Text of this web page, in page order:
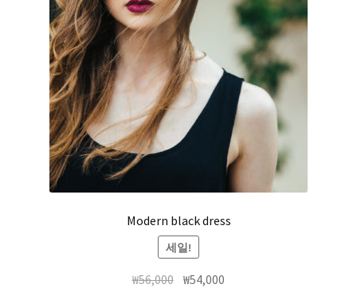
Modern black dress
세일!
₩56,000 ₩54,000